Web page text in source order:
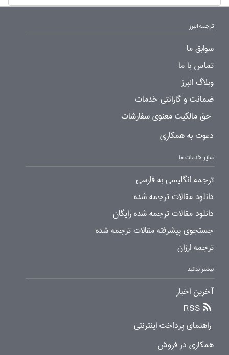
ترجمه البرز
سوابق ما
تماس با ما
وبلاگ البرز
ضمانت و گارانتی خدمات
حق مالکیت معنوی سفارشات
دعوت به همکاری
سایر خدمات ما
ترجمه انگلیسی به فارسی
دانلود مقالات ترجمه شده
دانلود مقالات ترجمه شده رایگان
جستجوی پیشرفته مقالات ترجمه شده
ترجمه ارزان
بیشتر بدانید
آخرین اخبار
RSS
راهنمای پرداخت اینترنتی
همکاری در فروش